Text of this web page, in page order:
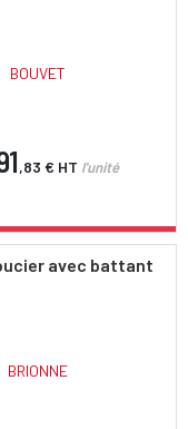
BOUVET
,83 € HT l'unité
avec battant
BRIONNE